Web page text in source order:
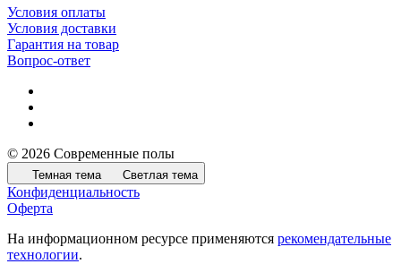
Условия оплаты
Условия доставки
Гарантия на товар
Вопрос-ответ
© 2026 Современные полы
Темная тема Светлая тема
Конфиденциальность
Оферта
На информационном ресурсе применяются рекомендательные
технологии.